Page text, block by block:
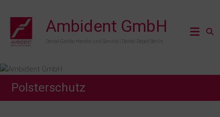
Inhalt
springen
Ambident GmbH
Dental Geräte Handel und Service | Dental Depot Berlin
Polsterschutz